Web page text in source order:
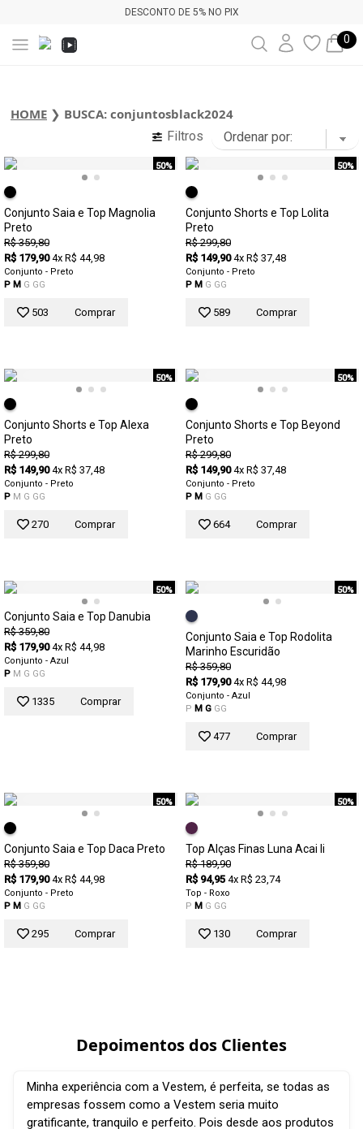
DESCONTO DE 5% NO PIX
0
HOME ❯ BUSCA: conjuntosblack2024
Filtros
50%
Conjunto Saia e Top Magnolia
Preto
R$ 359,80
R$ 179,90 4x R$ 44,98
Conjunto - Preto
P M G GG
503 Comprar
50%
Conjunto Shorts e Top Lolita
Preto
R$ 299,80
R$ 149,90 4x R$ 37,48
Conjunto - Preto
P M G GG
589 Comprar
50%
Conjunto Shorts e Top Alexa
Preto
R$ 299,80
R$ 149,90 4x R$ 37,48
Conjunto - Preto
P M G GG
270 Comprar
50%
Conjunto Shorts e Top Beyond
Preto
R$ 299,80
R$ 149,90 4x R$ 37,48
Conjunto - Preto
P M G GG
664 Comprar
50%
Conjunto Saia e Top Danubia
R$ 359,80
R$ 179,90 4x R$ 44,98
Conjunto - Azul
P M G GG
1335 Comprar
50%
Conjunto Saia e Top Rodolita
Marinho Escuridão
R$ 359,80
R$ 179,90 4x R$ 44,98
Conjunto - Azul
P M G GG
477 Comprar
50%
Conjunto Saia e Top Daca Preto
R$ 359,80
R$ 179,90 4x R$ 44,98
Conjunto - Preto
P M G GG
295 Comprar
50%
Top Alças Finas Luna Acai Ii
R$ 189,90
R$ 94,95 4x R$ 23,74
Top - Roxo
P M G GG
130 Comprar
Depoimentos dos Clientes
Minha experiência com a Vestem, é perfeita, se todas as
empresas fossem como a Vestem seria muito
gratificante, tranquilo e perfeito. Pois desde aos produtos